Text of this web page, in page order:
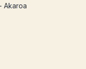
Akaroa